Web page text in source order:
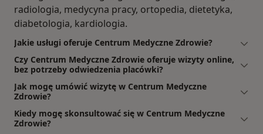
radiologia, medycyna pracy, ortopedia, dietetyka,
diabetologia, kardiologia.
Jakie usługi oferuje Centrum Medyczne Zdrowie?
Czy Centrum Medyczne Zdrowie oferuje wizyty online,
bez potrzeby odwiedzenia placówki?
Jak mogę umówić wizytę w Centrum Medyczne
Zdrowie?
Kiedy mogę skonsultować się w Centrum Medyczne
Zdrowie?